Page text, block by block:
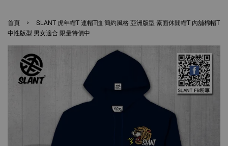
首頁 ›
SLANT 虎年帽T 連帽T恤 簡約風格 亞洲版型 素面休閒帽T 內舖棉帽T
中性版型 男女適合 限量特價中